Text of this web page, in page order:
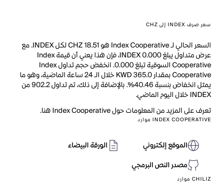
سعر صرف INDEX إلى CHZ
السعر الحالي لـ Index Cooperative هو CHZ 18.51 لكل INDEX. مع
عرض متداول يبلغ 0.000 INDEX، فإن هذا يعني أن قيمة Index
Cooperative السوقية تبلغ 0.000. انخفض حجم تداول Index
Cooperative بمقدار KWD 365.0 خلال الـ 24 ساعة الماضية، وهو ما
يمثل انخفاض بنسبة 40.46%. بالإضافة إلى ذلك، تم تداول 902.2 من
INDEX خلال اليوم الماضي.
تعرف على المزيد من المعلومات حول Index Cooperative هنا.
INDEX COOPERATIVE موارد
الموقع إلكتروني
الورقة البيضاء
مصدر النص البرمجي
CHILIZ موارد